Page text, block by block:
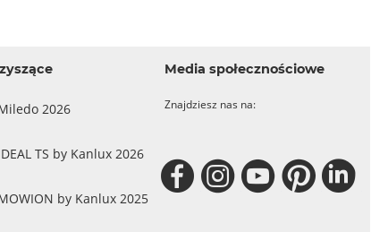
2026
TS by Kanlux 2026
by Kanlux 2025
Media społecznościowe
Znajdziesz nas na: